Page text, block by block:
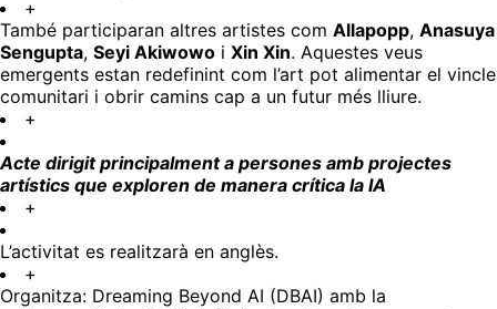
+
També participaran altres artistes com Allapopp, Anasuya
Sengupta, Seyi Akiwowo i Xin Xin. Aquestes veus
emergents estan redefinint com l’art pot alimentar el vincle
comunitari i obrir camins cap a un futur més lliure.
+
Acte dirigit principalment a persones amb projectes
artístics que exploren de manera crítica la IA
+
L’activitat es realitzarà en anglès.
+
Organitza: Dreaming Beyond AI (DBAI) amb la